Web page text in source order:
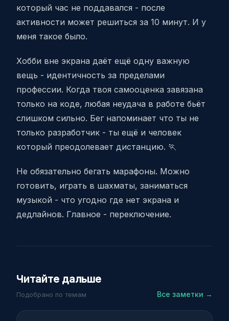
который час не поддавался - после
активности может решиться за 10 минут. И у
меня такое было.
Хобби вне экрана даёт ещё одну важную
вещь - идентичность за пределами
профессии. Когда твоя самооценка завязана
только на коде, любая неудача в работе бьёт
слишком сильно. Бег напоминает что ты не
только разработчик - ты ещё и человек
который преодолевает дистанцию. 🏃
Не обязательно бегать марафоны. Можно
готовить, играть в шахматы, заниматься
музыкой - что угодно где нет экрана и
дедлайнов. Главное - переключение.
Читайте дальше
Подобрано по темам Все заметки →